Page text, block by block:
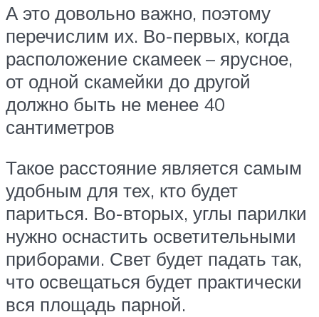
А это довольно важно, поэтому
перечислим их. Во-первых, когда
расположение скамеек – ярусное,
от одной скамейки до другой
должно быть не менее 40
сантиметров
Такое расстояние является самым
удобным для тех, кто будет
париться. Во-вторых, углы парилки
нужно оснастить осветительными
приборами. Свет будет падать так,
что освещаться будет практически
вся площадь парной.